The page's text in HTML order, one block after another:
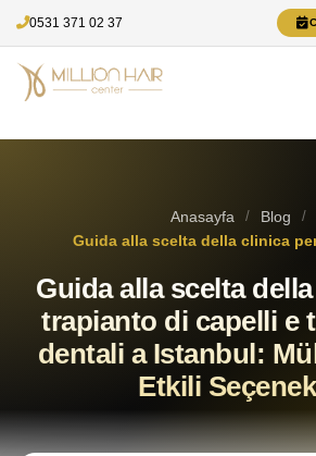
0531 371 02 37
Anasayfa / Blog /
Guida alla scelta
trapianto di capelli e
dentali a Istanbul:
Etkili